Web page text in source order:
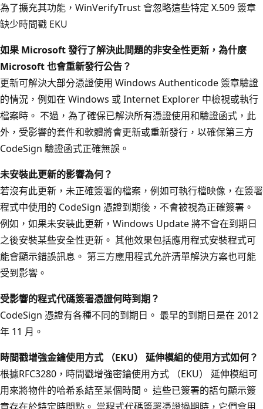
為了擴充其功能，WinVerifyTrust 會忽略這些特定 X.509 簽章
缺少時間戳 EKU
如果 Microsoft 發行了解決此問題的非安全性更新，為什麼
Microsoft 也會重新發行公告？
更新可解決大部分憑證使用 Windows Authenticode 簽章驗證
的情況，例如在 Windows 或 Internet Explorer 中檢視或執行
檔案時。 不過，為了確保已解決所有憑證使用和驗證函式，此
外，受影響的套件和軟體將會更新或重新發行，以確保第三方
CodeSign 驗證函式正確無誤。
未安裝此更新的影響為何？
若沒有此更新，未正確簽署的檔案，例如可執行檔映像，在簽署
程式中使用的 CodeSign 憑證到期後，不會被視為正確簽署。
例如，如果未安裝此更新，Windows Update 將不會在到期日
之後安裝某些安全性更新。 其他效果包括應用程式安裝程式可
能會顯示錯誤訊息。 第三方應用程式允許清單解決方案也可能
受到影響。
受影響的程式代碼簽署憑證何時到期？
CodeSign 憑證有各種不同的到期日。 最早的到期日是在 2012
年 11 月。
時間戳增強金鑰使用方式 （EKU） 延伸模組的使用方式如何？
根據RFC3280，時間戳增強密鑰使用方式 （EKU） 延伸模組可
用來將物件的哈希系結至某個時間。 這些已簽署的語句顯示簽
章存在於特定時間點。 當程式代碼簽署憑證過期時，它們會用